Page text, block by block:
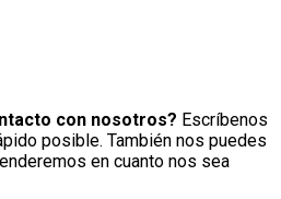
con nosotros? Escríbenos
posible. También nos puedes
en cuanto nos sea